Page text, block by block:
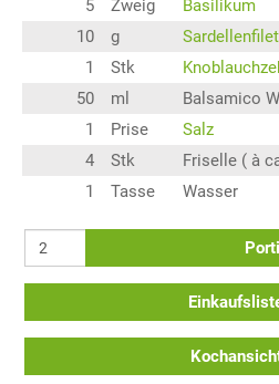
5
Zweig
Basilikum
10
g
1
Stk
50
ml
Balsamico
1
Prise
Salz
4
Stk
Friselle ( à
1
Tasse Wasser